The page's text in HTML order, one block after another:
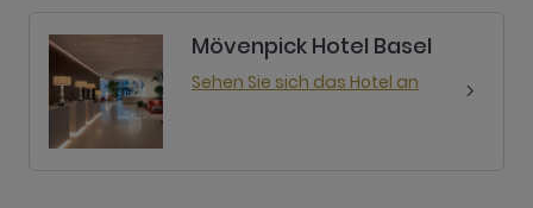
Mövenpick Hotel Basel
Sehen Sie sich das Hotel an